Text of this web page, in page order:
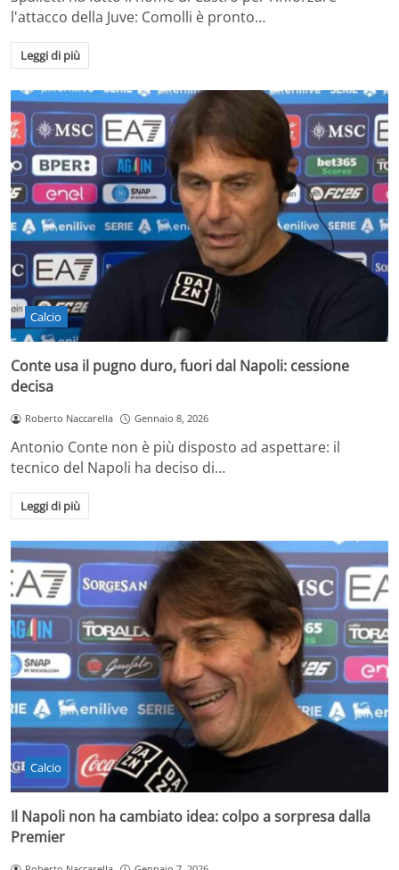
l'attacco della Juve: Comolli è pronto…
Leggi di più
Calcio
Conte usa il pugno duro, fuori dal Napoli: cessione
decisa
Roberto Naccarella Gennaio 8, 2026
Antonio Conte non è più disposto ad aspettare: il
tecnico del Napoli ha deciso di…
Leggi di più
Calcio
Il Napoli non ha cambiato idea: colpo a sorpresa dalla
Premier